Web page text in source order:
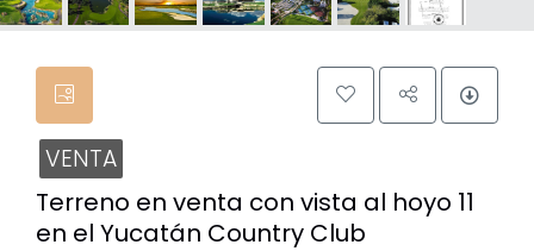
VENTA
Terreno en venta con vista al hoyo 11
en el Yucatán Country Club